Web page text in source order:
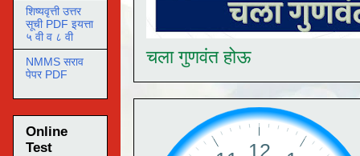
चला गुणवंत होऊ
शिष्यवृत्ती उत्तर
सूची PDF इयत्ता
५ वी व ८ वी
NMMS सराव
पेपर PDF
Online
Test